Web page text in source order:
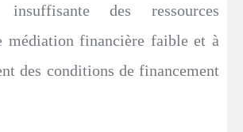
insuffisante des ressources
médiation financière faible et à
des conditions de financement